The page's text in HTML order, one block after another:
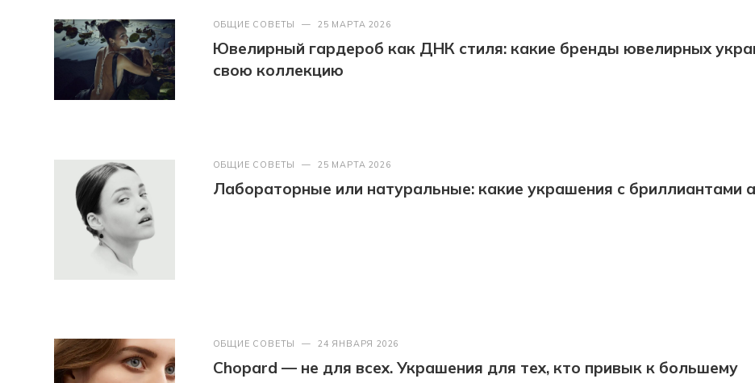
ОБЩИЕ СОВЕТЫ — 25 МАРТА 2026
Ювелирный гардероб как ДНК стиля: какие бренды ювелирных
свою коллекцию
ОБЩИЕ СОВЕТЫ — 25 МАРТА 2026
Лабораторные или натуральные: какие украшения с бриллиантами
ОБЩИЕ СОВЕТЫ — 24 ЯНВАРЯ 2026
Chopard — не для всех. Украшения для тех, кто привык к большему